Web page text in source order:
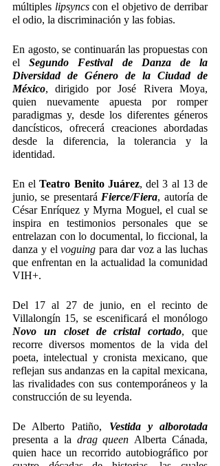
múltiples lipsyncs con el objetivo de derribar
el odio, la discriminación y las fobias.
En agosto, se continuarán las propuestas con
el Segundo Festival de Danza de la
Diversidad de Género de la Ciudad de
México, dirigido por José Rivera Moya,
quien nuevamente apuesta por romper
paradigmas y, desde los diferentes géneros
dancísticos, ofrecerá creaciones abordadas
desde la diferencia, la tolerancia y la
identidad.
En el Teatro Benito Juárez, del 3 al 13 de
junio, se presentará Fierce/Fiera, autoría de
César Enríquez y Myrna Moguel, el cual se
inspira en testimonios personales que se
entrelazan con lo documental, lo ficcional, la
danza y el voguing para dar voz a las luchas
que enfrentan en la actualidad la comunidad
VIH+.
Del 17 al 27 de junio, en el recinto de
Novo un closet de cristal cortado, que
recorre diversos momentos de la vida del
poeta, intelectual y cronista mexicano, que
reflejan sus andanzas en la capital mexicana,
las rivalidades con sus contemporáneos y la
construcción de su leyenda.
De Alberto Patiño,
presenta a la drag queen Alberta Cánada,
quien hace un recorrido autobiográfico por